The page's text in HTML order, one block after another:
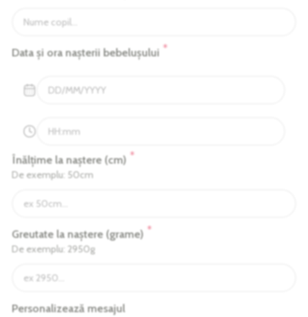
Data și ora nașterii bebelușului *
Înălțime la naștere (cm) *
De exemplu: 50cm
Greutate la naștere (grame) *
De exemplu: 2950g
Personalizează mesajul